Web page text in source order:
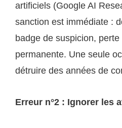
artificiels (Google AI
sanction est immédiate :
badge de suspicion,
permanente. Une seule
détruire des années de
Erreur n°2 : Ignorer les